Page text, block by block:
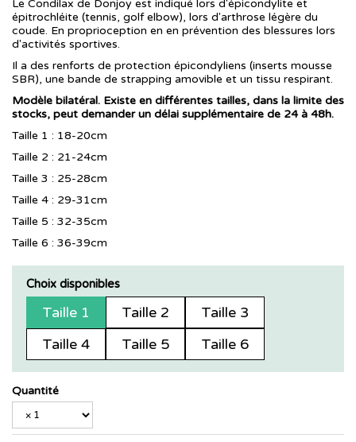
Le Condilax de Donjoy est indiqué lors d'épicondylite et
épitrochléite (tennis, golf elbow), lors d'arthrose légère du
coude. En proprioception en en prévention des blessures lors
d'activités sportives.
Il a des renforts de protection épicondyliens (inserts mousse
SBR), une bande de strapping amovible et un tissu respirant.
Modèle bilatéral. Existe en différentes tailles, dans la limite des
stocks, peut demander un délai supplémentaire de 24 à 48h.
Taille 1 : 18-20cm
Taille 2 : 21-24cm
Taille 3 : 25-28cm
Taille 4 : 29-31cm
Taille 5 : 32-35cm
Taille 6 : 36-39cm
Choix disponibles
Taille 1 Taille 2
Taille 3
Taille 4
Taille 5 Taille 6
Quantité